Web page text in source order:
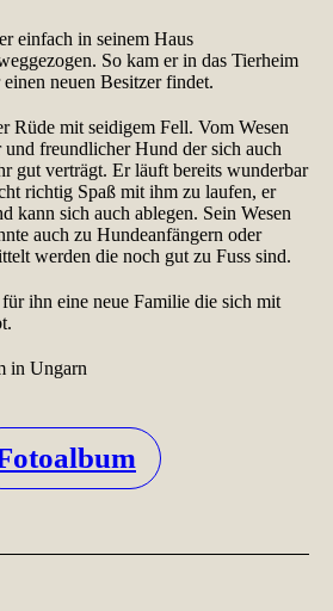
einfach in seinem Haus
So kam er in das Tierheim
neuen Besitzer findet.
Rüde mit seidigem Fell. Vom Wesen
und freundlicher Hund der sich auch
gut verträgt. Er läuft bereits wunderbar
richtig Spaß mit ihm zu laufen, er
kann sich auch ablegen. Sein Wesen
auch zu Hundeanfängern oder
werden die noch gut zu Fuss sind.
ihn eine neue Familie die sich mit
in Ungarn